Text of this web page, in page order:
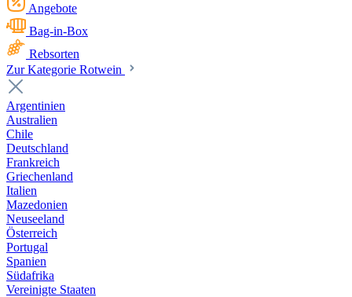
Angebote
Bag-in-Box
Rebsorten
Zur Kategorie Rotwein
Argentinien
Australien
Chile
Deutschland
Frankreich
Griechenland
Italien
Mazedonien
Neuseeland
Österreich
Portugal
Spanien
Südafrika
Vereinigte Staaten